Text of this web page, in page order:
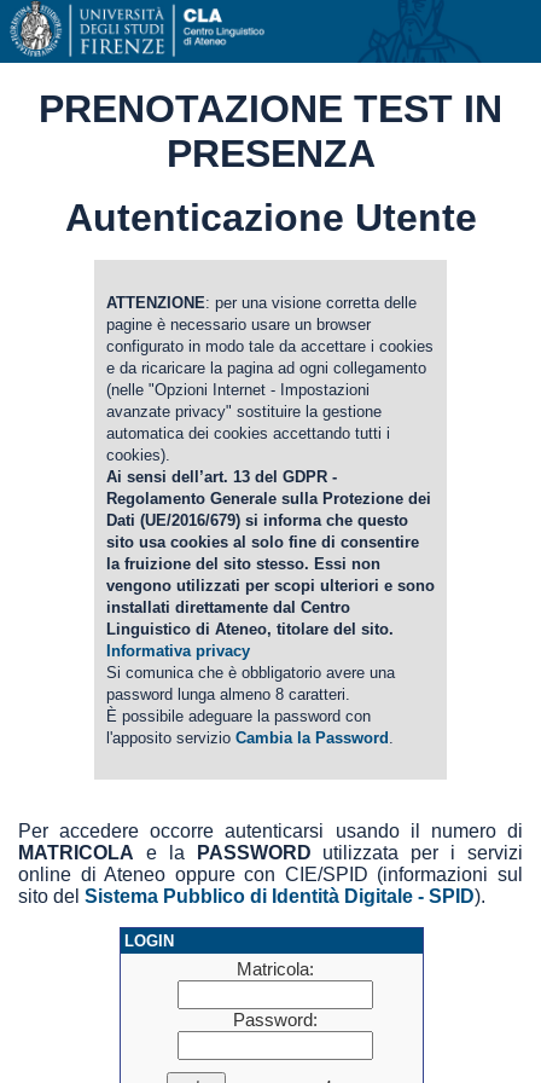
PRENOTAZIONE TEST IN
PRESENZA
Autenticazione Utente
ATTENZIONE: per una visione corretta delle
pagine è necessario usare un browser
configurato in modo tale da accettare i cookies
e da ricaricare la pagina ad ogni collegamento
(nelle "Opzioni Internet - Impostazioni
avanzate privacy" sostituire la gestione
automatica dei cookies accettando tutti i
cookies).
Ai sensi dell’art. 13 del GDPR -
Regolamento Generale sulla Protezione dei
Dati (UE/2016/679) si informa che questo
sito usa cookies al solo fine di consentire
la fruizione del sito stesso. Essi non
vengono utilizzati per scopi ulteriori e sono
installati direttamente dal Centro
Linguistico di Ateneo, titolare del sito.
Informativa privacy
Si comunica che è obbligatorio avere una
password lunga almeno 8 caratteri.
È possibile adeguare la password con
l'apposito servizio Cambia la Password .
Per accedere occorre autenticarsi usando il numero di
MATRICOLA e la PASSWORD utilizzata per i servizi
online di Ateneo oppure con CIE/SPID (informazioni sul
sito del Sistema Pubblico di Identità Digitale - SPID).
LOGIN
Matricola:
Password: